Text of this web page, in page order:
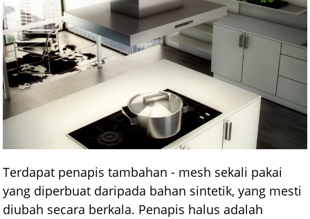
Terdapat penapis tambahan - mesh sekali pakai
yang diperbuat daripada bahan sintetik, yang mesti
diubah secara berkala. Penapis halus adalah